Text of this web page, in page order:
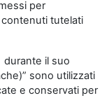
per
contenuti tutelati
durante il suo
sono utilizzati
e conservati per